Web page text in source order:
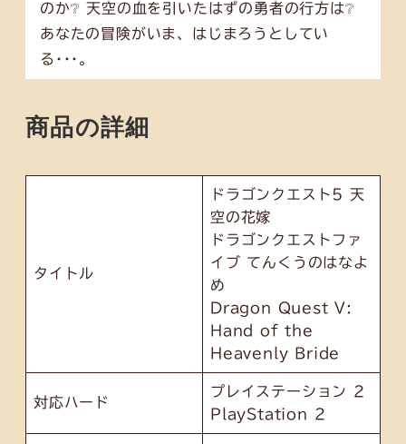
のか❔ 天空の血を引いたはずの勇者の行方は❔
あなたの冒険がいま、はじまろうとしてい
る･･･。
商品の詳細
タイトル
ドラゴンクエスト5 天
空の花嫁
ドラゴンクエストファ
イブ てんくうのはなよ
め
Dragon Quest V:
Hand of the
Heavenly Bride
対応ハード
プレイステーション 2
PlayStation 2